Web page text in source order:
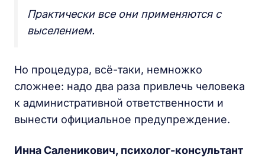
Практически все они применяются с
выселением.
Но процедура, всё-таки, немножко
сложнее: надо два раза привлечь человека
к административной ответственности и
вынести официальное предупреждение.
Инна Саленикович, психолог-консультант